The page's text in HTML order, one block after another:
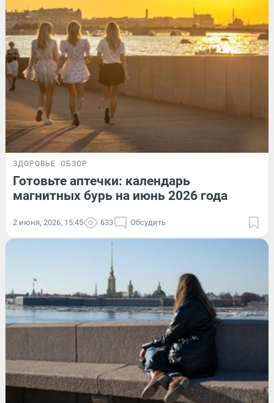
ЗДОРОВЬЕ ОБЗОР
Готовьте аптечки: календарь
магнитных бурь на июнь 2026 года
2 июня, 2026, 15:45 633 Обсудить